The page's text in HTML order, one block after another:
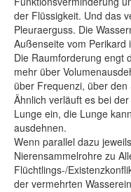
der Flüssigkeit. Und das
Pleuraerguss. Die
Außenseite vom Perikard
Die Raumforderung engt
mehr über
über Frequenzi, über den
Ähnlich verläuft es bei
Lunge ein, die Lunge
ausdehnen.
Wenn parallel dazu
Nierensammelrohre zu
Flüchtlings-/
der vermehrten